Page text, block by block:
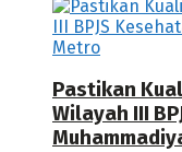
Pastikan
Wilayah III